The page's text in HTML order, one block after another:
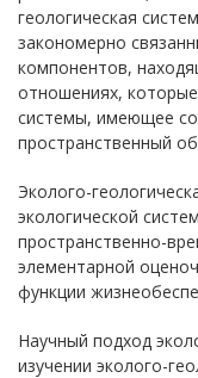
геологическая
закономерно
компонентов,
отношениях,
системы, имеющее
пространственный
Эколого-
экологической
пространственно-
элементарной
функции
Научный подход
изучении эколого-